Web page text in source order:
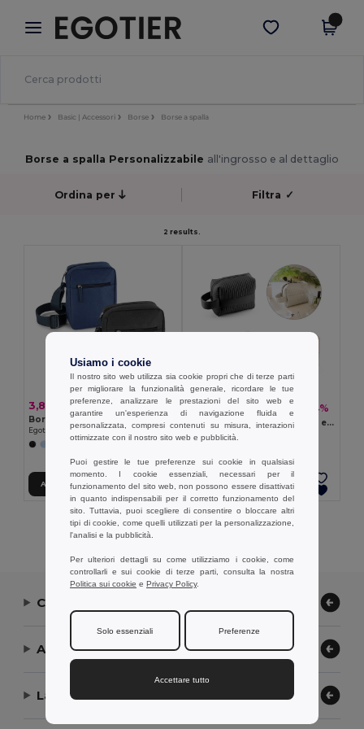
× App Egotier
Prezzi migliori sull'app!
Scarica app
Home Basic | Accessori Borse Borse a spalla
Borse a spalla Personalizzabile all'ingrosso e al dettaglio
Ordina per Filtra ✓
2 results.
3,85 €
Borsa a tracolla in 600D
Egotier 92547
Aggiungi al carrello
7,04 € -14%
Borsa in PU (21% PU riciclato e 30% poliestere riciclato)
Egotier 92199
Aggiungi al carrello
Visualizzazione Di Tutti I Prodotti.
Contattaci
Aiuto or Assistenza
La nostra azienda
Usiamo i cookie
Il nostro sito web utilizza sia cookie propri che di terze parti
per migliorare la funzionalità generale, ricordare le tue
preferenze, analizzare le prestazioni del sito web e
garantire un'esperienza di navigazione fluida e
personalizzata, compresi contenuti su misura, interazioni
ottimizzate con il nostro sito web e pubblicità.
Puoi gestire le tue preferenze sui cookie in qualsiasi
momento. I cookie essenziali, necessari per il
funzionamento del sito web, non possono essere disattivati
in quanto indispensabili per il corretto funzionamento del
sito. Tuttavia, puoi scegliere di consentire o bloccare altri
tipi di cookie, come quelli utilizzati per la personalizzazione,
l'analisi e la pubblicità.
Per ulteriori dettagli su come utilizziamo i cookie, come
controllarli e sui cookie di terze parti, consulta la nostra
Politica sui cookie e Privacy Policy.
Solo essenziali Preferenze
Accettare tutto